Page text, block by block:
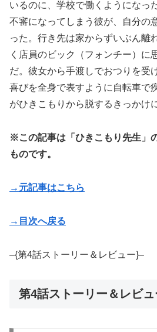
いるのに、学校で働くようになっ
不審になってしまう彼が、自分の
った。行き先は家からずいぶん離
く店員のビック（フォンチー）に
だ。彼女から手渡しでおつりを受
喜びを全身で表すように自転車で
がひきこもりから脱するきっかけ
※この記事は「ひきこもり先生」
ものです。
→元記事はこちら
→目次へ戻る
–{第4話ストーリー＆レビュー}–
第4話ストーリー＆レビュ